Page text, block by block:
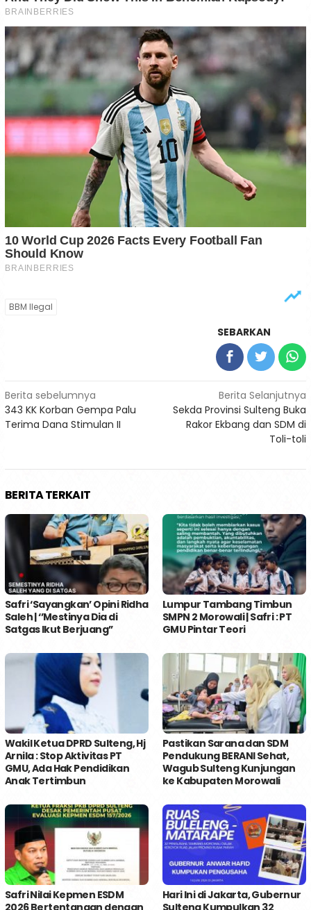
BBM Ilegal
SEBARKAN
Navigasi
pos
Berita sebelumnya
343 KK Korban Gempa Palu
Terima Dana Stimulan II
Berita Selanjutnya
Sekda Provinsi Sulteng Buka
Rakor Ekbang dan SDM di
Toli-toli
BERITA TERKAIT
Safri ‘Sayangkan’ Opini Ridha
Saleh | ‘’Mestinya Dia di
Satgas Ikut Berjuang’’
Lumpur Tambang Timbun
SMPN 2 Morowali | Safri : PT
GMU Pintar Teori
Wakil Ketua DPRD Sulteng, Hj
Arnila : Stop Aktivitas PT
GMU, Ada Hak Pendidikan
Anak Tertimbun
Pastikan Sarana dan SDM
Pendukung BERANI Sehat,
Wagub Sulteng Kunjungan
ke Kabupaten Morowali
Safri Nilai Kepmen ESDM
2026 Bertentangan dengan
Hari Ini di Jakarta, Gubernur
Sulteng Kumpulkan 32